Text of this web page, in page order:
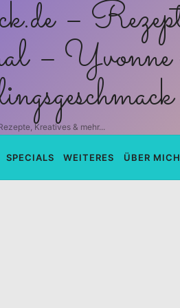
Kreatives & mehr...
SPECIALS WEITERES ÜBER MICH